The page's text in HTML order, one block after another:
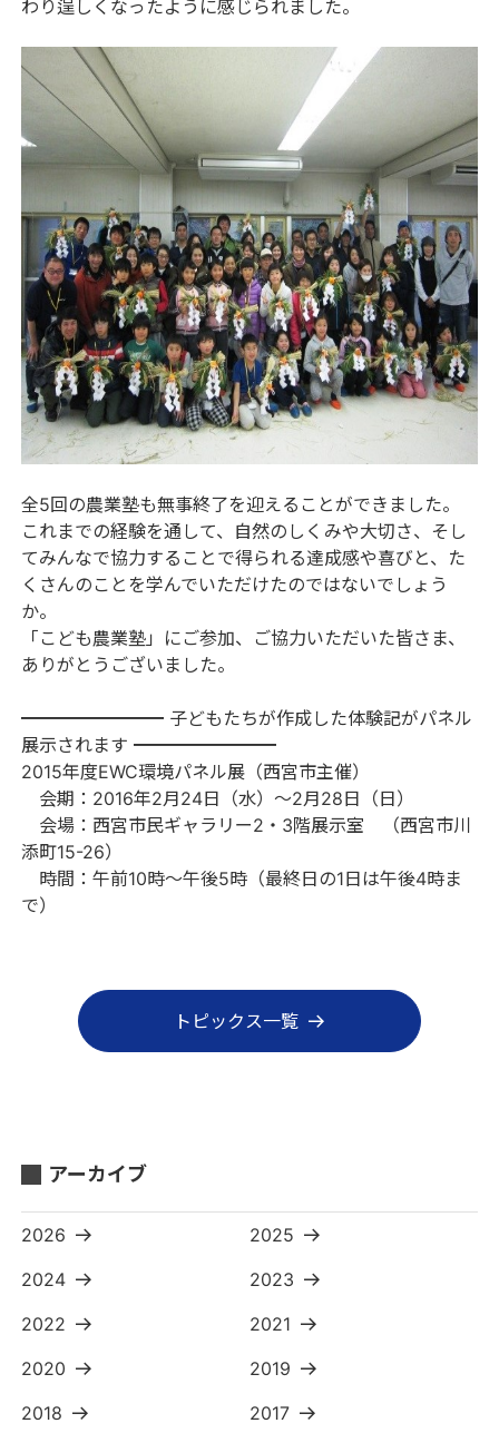
わり逞しくなったように感じられました。
全5回の農業塾も無事終了を迎えることができました。
これまでの経験を通して、自然のしくみや大切さ、そし
てみんなで協力することで得られる達成感や喜びと、た
くさんのことを学んでいただけたのではないでしょう
か。
「こども農業塾」にご参加、ご協力いただいた皆さま、
ありがとうございました。
━━━━━━━━ 子どもたちが作成した体験記がパネル
展示されます ━━━━━━━━
2015年度EWC環境パネル展（西宮市主催）
会期：2016年2月24日（水）～2月28日（日）
会場：西宮市民ギャラリー2・3階展示室 （西宮市川
添町15-26）
時間：午前10時～午後5時（最終日の1日は午後4時ま
で）
トピックス一覧
アーカイブ
2026
2025
2024
2023
2022
2021
2020
2019
2018
2017